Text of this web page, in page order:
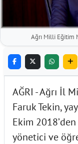
Ağrı Milli Eğitim
AĞRI - Ağrı İl
Faruk Tekin,
Ekim
yönetici ve